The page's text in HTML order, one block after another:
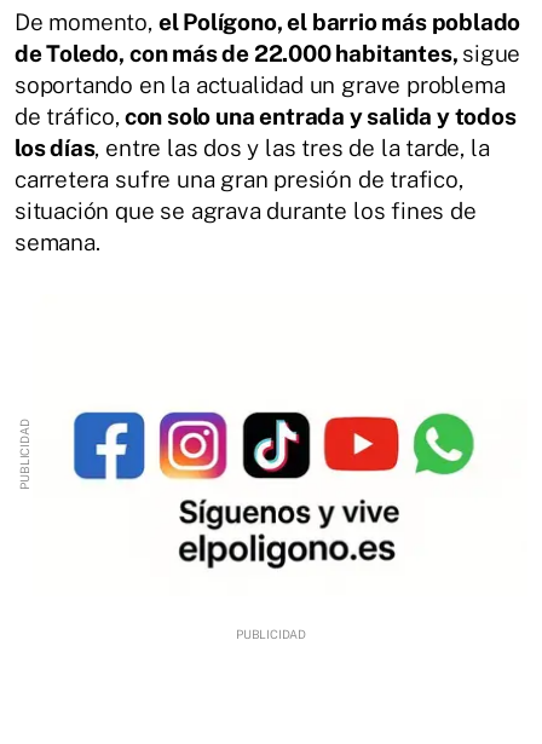
De momento, el Polígono, el barrio más poblado
de Toledo, con más de 22.000 habitantes, sigue
soportando en la actualidad un grave problema
de tráfico, con solo una entrada y salida y todos
los días, entre las dos y las tres de la tarde, la
carretera sufre una gran presión de trafico,
situación que se agrava durante los fines de
semana.